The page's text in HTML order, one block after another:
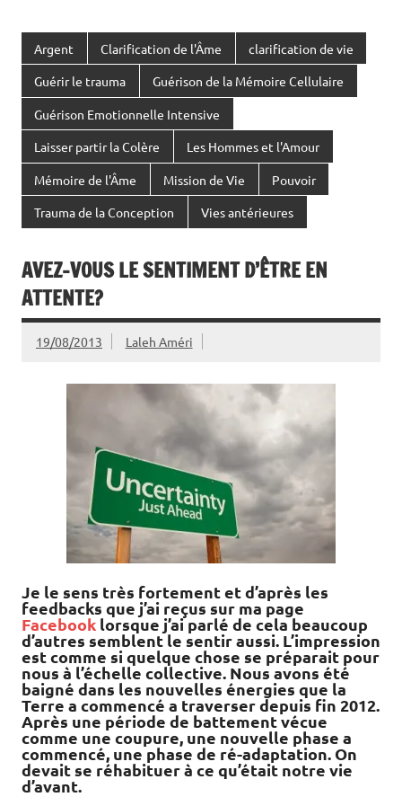
Argent Clarification de l'Âme clarification de vie
Guérir le trauma Guérison de la Mémoire Cellulaire
Guérison Emotionnelle Intensive
Laisser partir la Colère Les Hommes et l'Amour
Mémoire de l'Âme Mission de Vie Pouvoir
Trauma de la Conception Vies antérieures
AVEZ-VOUS LE SENTIMENT D’ÊTRE EN
ATTENTE?
19/08/2013 Laleh Améri
Je le sens très fortement et d’après les
feedbacks que j’ai reçus sur ma page
Facebook lorsque j’ai parlé de cela beaucoup
d’autres semblent le sentir aussi. L’impression
est comme si quelque chose se préparait pour
nous à l’échelle collective. Nous avons été
baigné dans les nouvelles énergies que la
Terre a commencé a traverser depuis fin 2012.
Après une période de battement vécue
comme une coupure, une nouvelle phase a
commencé, une phase de ré-adaptation. On
devait se réhabituer à ce qu’était notre vie
d’avant.